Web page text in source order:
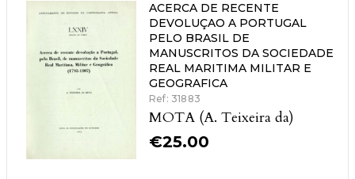
ACERCA DE RECENTE
DEVOLUÇAO A PORTUGAL
PELO BRASIL DE
MANUSCRITOS DA SOCIEDADE
REAL MARITIMA MILITAR E
GEOGRAFICA
Ref: 31883
MOTA (A. Teixeira da)
€25.00